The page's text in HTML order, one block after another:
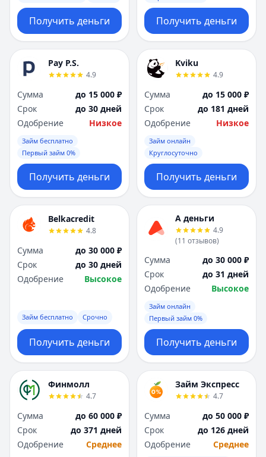
Получить деньги Получить деньги
Pay P.S.
4.9
Сумма
до 15 000 ₽
Срок
до 30 дней
Одобрение
Низкое
Займ бесплатно
Первый займ 0%
Получить деньги
Kviku
4.9
Сумма
до 15 000 ₽
Срок
до 181 дней
Одобрение
Низкое
Займ онлайн
Круглосуточно
Получить деньги
Belkacredit
4.8
Сумма
до 30 000 ₽
Срок
до 30 дней
Одобрение
Высокое
Займ бесплатно Срочно
Получить деньги
А деньги
4.9
(11 отзывов)
Сумма
до 30 000 ₽
Срок
до 31 дней
Одобрение
Высокое
Займ онлайн
Первый займ 0%
Получить деньги
Финмолл
4.7
Сумма
до 60 000 ₽
Срок
до 371 дней
Одобрение
Среднее
Займ Экспресс
4.7
Сумма
до 50 000 ₽
Срок
до 126 дней
Одобрение
Среднее